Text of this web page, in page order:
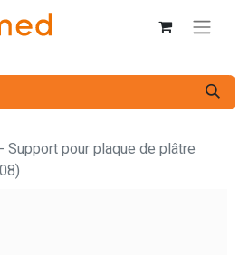
Support pour plaque de plâtre